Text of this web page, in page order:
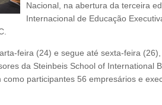
Nacional, na abertura da terceira
Internacional de Educação
feira (24) e segue até sexta-feira
da Steinbeis School of International
participantes 56 empresários e